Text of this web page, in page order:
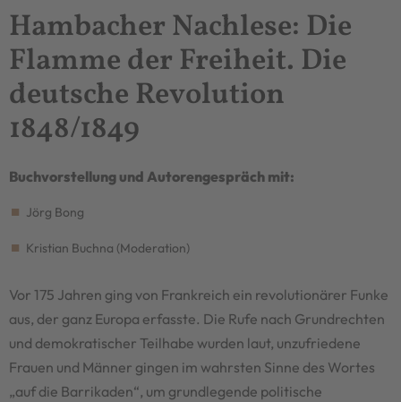
Hambacher Nachlese: Die
Flamme der Freiheit. Die
deutsche Revolution
1848/1849
Buchvorstellung und Autorengespräch mit:
Jörg Bong
Kristian Buchna (Moderation)
Vor 175 Jahren ging von Frankreich ein revolutionärer Funke
aus, der ganz Europa erfasste. Die Rufe nach Grundrechten
und demokratischer Teilhabe wurden laut, unzufriedene
Frauen und Männer gingen im wahrsten Sinne des Wortes
„auf die Barrikaden“, um grundlegende politische